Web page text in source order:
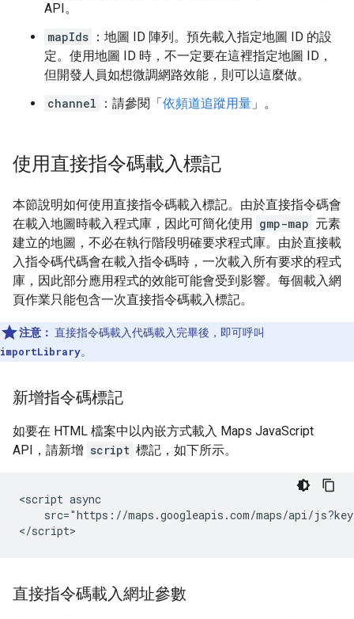
API。
mapIds ：地圖 ID 陣列。預先載入指定地圖 ID 的設
定。使用地圖 ID 時，不一定要在這裡指定地圖 ID，
但開發人員如想微調網路效能，則可以這麼做。
channel
：請參閱「依頻道追蹤用量 」。
使用直接指令碼載入標記
本節說明如何使用直接指令碼載入標記。由於直接指令碼會
在載入地圖時載入程式庫，因此可簡化使用 gmp-map 元素
建立的地圖，不必在執行階段明確要求程式庫。由於直接載
入指令碼代碼會在載入指令碼時，一次載入所有要求的程式
庫，因此部分應用程式的效能可能會受到影響。每個載入網
頁作業只能包含一次直接指令碼載入標記。
注意： 直接指令碼載入代碼載入完畢後，即可呼叫
importLibrary。
新增指令碼標記
如要在 HTML 檔案中以內嵌方式載入 Maps JavaScript
API，請新增 script 標記，如下所示。
<script async
src="https://maps.googleapis.com/maps/api/
</script>
直接指令碼載入網址參數